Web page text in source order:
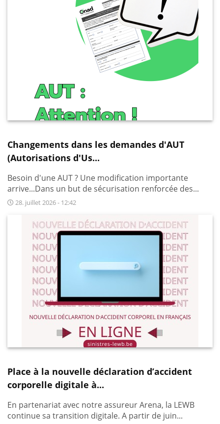
Changements dans les demandes d'AUT
(Autorisations d'Us...
Besoin d'une AUT ? Une modification importante
arrive...Dans un but de sécurisation renforcée des...
28. juillet 2026 - 12:42
Place à la nouvelle déclaration d’accident
corporelle digitale à...
En partenariat avec notre assureur Arena, la LEWB
continue sa transition digitale. A partir de juin...